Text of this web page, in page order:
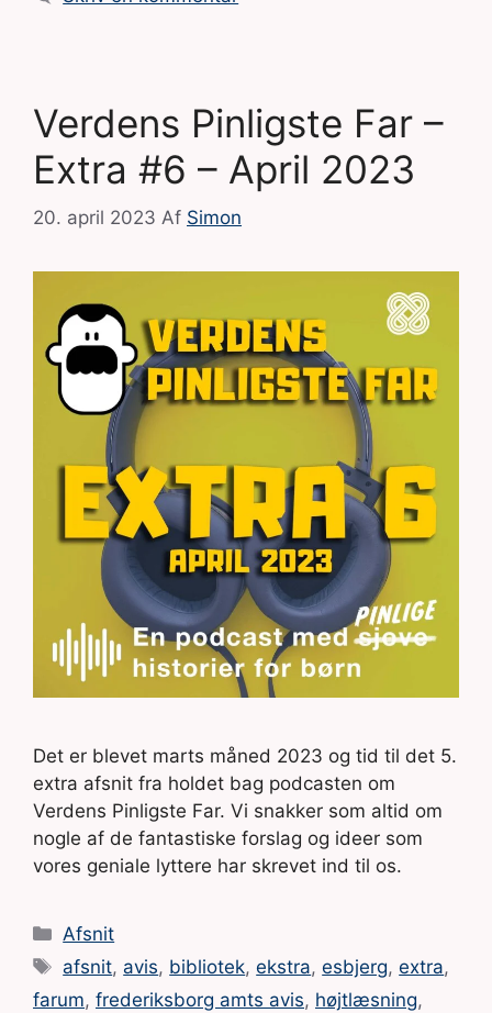
Verdens Pinligste Far –
Extra #6 – April 2023
20. april 2023 Af Simon
Det er blevet marts måned 2023 og tid til det 5.
extra afsnit fra holdet bag podcasten om
Verdens Pinligste Far. Vi snakker som altid om
nogle af de fantastiske forslag og ideer som
vores geniale lyttere har skrevet ind til os.
Kategorier
Afsnit
Tags
afsnit, avis, bibliotek,ekstra,esbjerg,extra,
farum, frederiksborg amts avis, højtlæsning,